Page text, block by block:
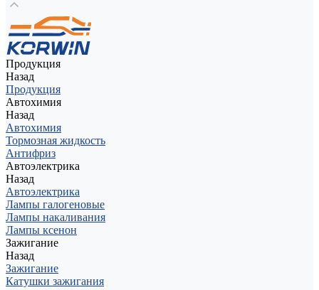
Продукция
Назад
Продукция
Автохимия
Назад
Автохимия
Тормозная жидкость
Антифриз
Автоэлектрика
Назад
Автоэлектрика
Лампы галогеновые
Лампы накаливания
Лампы ксенон
Зажигание
Назад
Зажигание
Катушки зажигания